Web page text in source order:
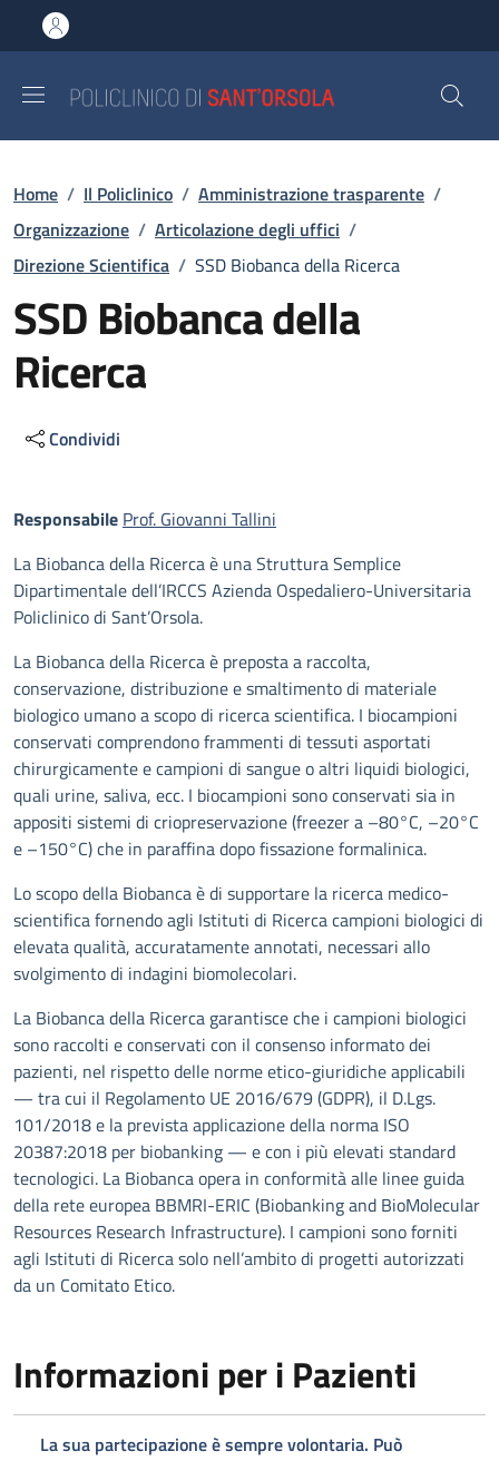
al contenuto principale
to footer content
Briciole di pane
Home / Il Policlinico / Amministrazione trasparente /
Organizzazione / Articolazione degli uffici /
Direzione Scientifica / SSD Biobanca della Ricerca
SSD Biobanca della
Ricerca
Condividi
Descrizione
Responsabile Prof. Giovanni Tallini
La Biobanca della Ricerca è una Struttura Semplice
Dipartimentale dell’IRCCS Azienda Ospedaliero-Universitaria
Policlinico di Sant’Orsola.
La Biobanca della Ricerca è preposta a raccolta,
conservazione, distribuzione e smaltimento di materiale
biologico umano a scopo di ricerca scientifica. I biocampioni
conservati comprendono frammenti di tessuti asportati
chirurgicamente e campioni di sangue o altri liquidi biologici,
quali urine, saliva, ecc. I biocampioni sono conservati sia in
appositi sistemi di criopreservazione (freezer a –80°C, –20°C
e –150°C) che in paraffina dopo fissazione formalinica.
Lo scopo della Biobanca è di supportare la ricerca medico-
scientifica fornendo agli Istituti di Ricerca campioni biologici di
elevata qualità, accuratamente annotati, necessari allo
svolgimento di indagini biomolecolari.
La Biobanca della Ricerca garantisce che i campioni biologici
sono raccolti e conservati con il consenso informato dei
pazienti, nel rispetto delle norme etico-giuridiche applicabili
— tra cui il Regolamento UE 2016/679 (GDPR), il D.Lgs.
101/2018 e la prevista applicazione della norma ISO
20387:2018 per biobanking — e con i più elevati standard
tecnologici. La Biobanca opera in conformità alle linee guida
della rete europea BBMRI-ERIC (Biobanking and BioMolecular
Resources Research Infrastructure). I campioni sono forniti
agli Istituti di Ricerca solo nell’ambito di progetti autorizzati
da un Comitato Etico.
Informazioni per i Pazienti
La sua partecipazione è sempre volontaria. Può